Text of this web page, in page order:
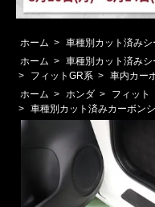
ホーム > 車種別カット済みシ
ホーム > 車種別カット済みシ
>
フィットGR系 > 車内カー
ホーム > ホンダ > フィット
> 車種別カット済みカーボン